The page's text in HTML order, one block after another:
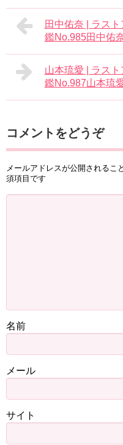
田中佑奈 | ラス
鑑No.985田中佑奈
山本琉愛 | ラス
鑑No.987山本琉愛
コメントをどうぞ
メールアドレスが公開されるこ
須項目です
名前
メール
サイト